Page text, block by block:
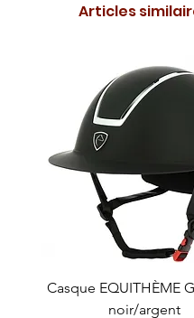
Articles
Casque EQUITHÈME
noir/argent